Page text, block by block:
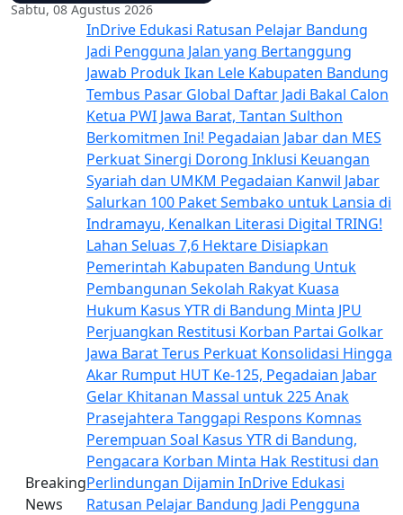
Sabtu, 08 Agustus 2026
Breaking
News
InDrive Edukasi Ratusan Pelajar Bandung
Jadi Pengguna Jalan yang Bertanggung
Jawab Produk Ikan Lele Kabupaten Bandung
Tembus Pasar Global Daftar Jadi Bakal Calon
Ketua PWI Jawa Barat, Tantan Sulthon
Berkomitmen Ini! Pegadaian Jabar dan MES
Perkuat Sinergi Dorong Inklusi Keuangan
Syariah dan UMKM Pegadaian Kanwil Jabar
Salurkan 100 Paket Sembako untuk Lansia di
Indramayu, Kenalkan Literasi Digital TRING!
Lahan Seluas 7,6 Hektare Disiapkan
Pemerintah Kabupaten Bandung Untuk
Pembangunan Sekolah Rakyat Kuasa
Hukum Kasus YTR di Bandung Minta JPU
Perjuangkan Restitusi Korban Partai Golkar
Jawa Barat Terus Perkuat Konsolidasi Hingga
Akar Rumput HUT Ke-125, Pegadaian Jabar
Gelar Khitanan Massal untuk 225 Anak
Prasejahtera Tanggapi Respons Komnas
Perempuan Soal Kasus YTR di Bandung,
Pengacara Korban Minta Hak Restitusi dan
Perlindungan Dijamin InDrive Edukasi
Ratusan Pelajar Bandung Jadi Pengguna